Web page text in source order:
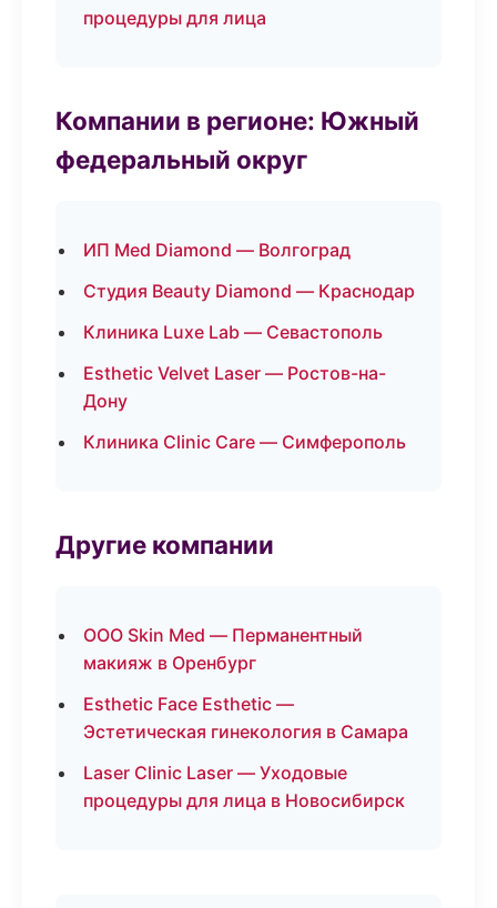
процедуры для лица
Компании в регионе: Южный
федеральный округ
ИП Med Diamond — Волгоград
Студия Beauty Diamond — Краснодар
Клиника Luxe Lab — Севастополь
Esthetic Velvet Laser — Ростов-на-
Дону
Клиника Clinic Care — Симферополь
Другие компании
ООО Skin Med — Перманентный
макияж в Оренбург
Esthetic Face Esthetic —
Эстетическая гинекология в Самара
Laser Clinic Laser — Уходовые
процедуры для лица в Новосибирск